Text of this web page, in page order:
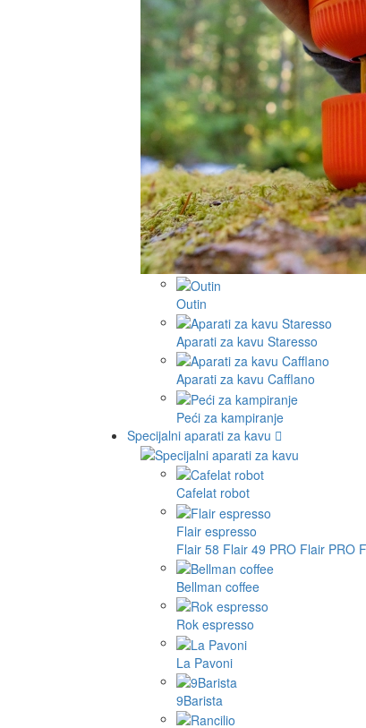
Outin
Aparati za kavu Staresso
Aparati za kavu Cafflano
Peći za kampiranje
Specijalni aparati za kavu
Cafelat robot
Flair espresso
Flair 58 Flair 49 PRO Flair PRO
Bellman coffee
Rok espresso
La Pavoni
9Barista